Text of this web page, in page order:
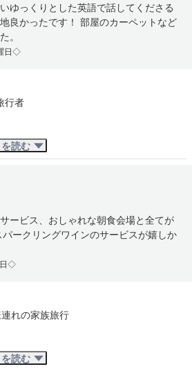
ゆっくりとした英語で話してくださる
良かったです！ 部屋のカーペットなど
。
日◇
行者
読む
ービス、おしゃれな朝食会場と全てが
ークリングワインのサービスが嬉しか
日◇
れの家族旅行
読む